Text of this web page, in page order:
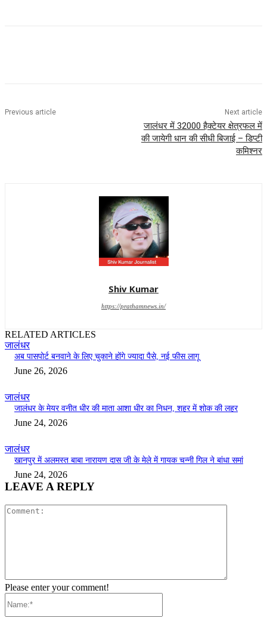
Previous article Next article
जालंधर में 32000 हैक्टेयर क्षेत्रफल में
की जायेगी धान की सीधी बिजाई – डिप्टी
कमिश्नर
Shiv Kumar
https://prathamnews.in/
RELATED ARTICLES
जालंधर
अब पासपोर्ट बनवाने के लिए चुकाने होंगे ज्यादा पैसे, नई फीस लागू
June 26, 2026
जालंधर
जालंधर के मेयर वनीत धीर की माता आशा धीर का निधन, शहर में शोक की लहर
June 24, 2026
जालंधर
खानपुर में अलमस्त बाबा नारायण दास जी के मेले में गायक चन्नी गिल ने बांधा समां
June 24, 2026
LEAVE A REPLY
Please enter your comment!